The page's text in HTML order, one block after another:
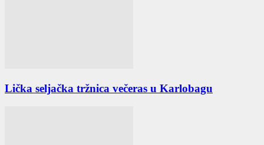
Lička seljačka tržnica večeras u Karlobagu